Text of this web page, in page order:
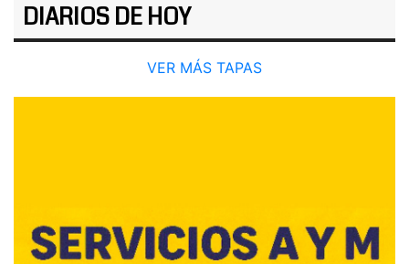
DIARIOS DE HOY
VER MÁS TAPAS